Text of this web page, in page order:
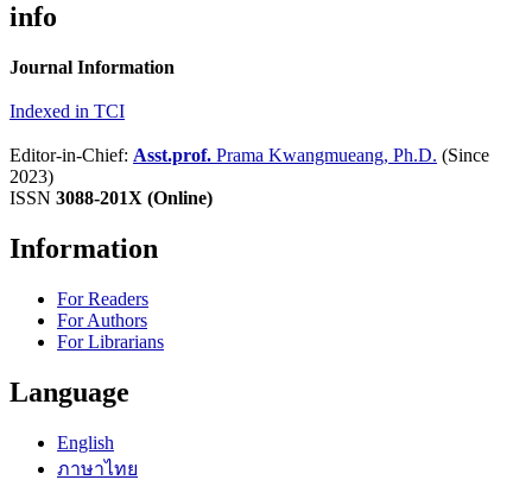
info
Journal Information
Indexed in TCI
Editor-in-Chief: Asst.prof. Prama Kwangmueang, Ph.D. (Since
2023)
ISSN 3088-201X (Online)
Information
For Readers
For Authors
For Librarians
Language
English
ภาษาไทย